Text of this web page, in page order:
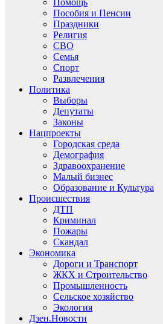
Помощь
Пособия и Пенсии
Праздники
Религия
СВО
Семья
Спорт
Развлечения
Политика
Выборы
Депутаты
Законы
Нацпроекты
Городская среда
Демография
Здравоохранение
Малый бизнес
Образование и Культура
Происшествия
ДТП
Криминал
Пожары
Скандал
Экономика
Дороги и Транспорт
ЖКХ и Строительство
Промышленность
Сельское хозяйство
Экология
Дзен.Новости